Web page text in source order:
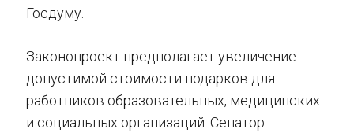
Госдуму.
Законопроект предполагает увеличение
допустимой стоимости подарков для
работников образовательных, медицинских
и социальных организаций. Сенатор